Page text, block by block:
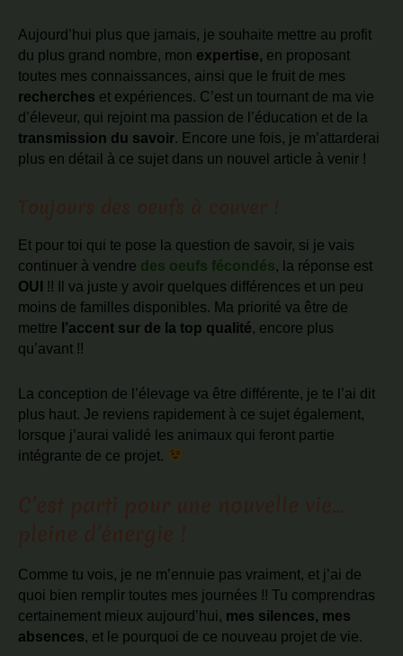
Aujourd’hui plus que jamais, je souhaite mettre au profit
du plus grand nombre, mon expertise, en proposant
toutes mes connaissances, ainsi que le fruit de mes
recherches et expériences. C’est un tournant de ma vie
d’éleveur, qui rejoint ma passion de l’éducation et de la
transmission du savoir. Encore une fois, je m’attarderai
plus en détail à ce sujet dans un nouvel article à venir !
Et pour toi qui te pose la question de savoir, si je vais
continuer à vendre des oeufs fécondés, la réponse est
OUI
!! Il va juste y avoir quelques différences et un peu
moins de familles disponibles. Ma priorité va être de
mettre l’accent sur de la top qualité, encore plus
qu’avant !!
La conception de l’élevage va être différente, je te l’ai dit
plus haut. Je reviens rapidement à ce sujet également,
lorsque j’aurai validé les animaux qui feront partie
intégrante de ce projet.
Comme tu vois, je ne m’ennuie pas vraiment, et j’ai de
quoi bien remplir toutes mes journées !! Tu comprendras
certainement mieux aujourd’hui, mes silences, mes
absences, et le pourquoi de ce nouveau projet de vie.